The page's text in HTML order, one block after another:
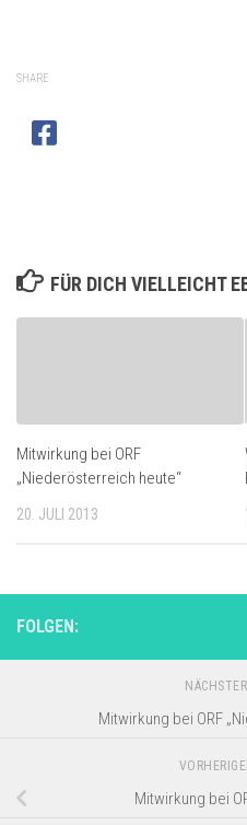
SHARE
FÜR DICH VIELLEICHT
Mitwirkung bei ORF
„Niederösterreich heute“
20. JULI 2013
FOLGEN:
Mitwirkung bei ORF
Mitwirkung bei